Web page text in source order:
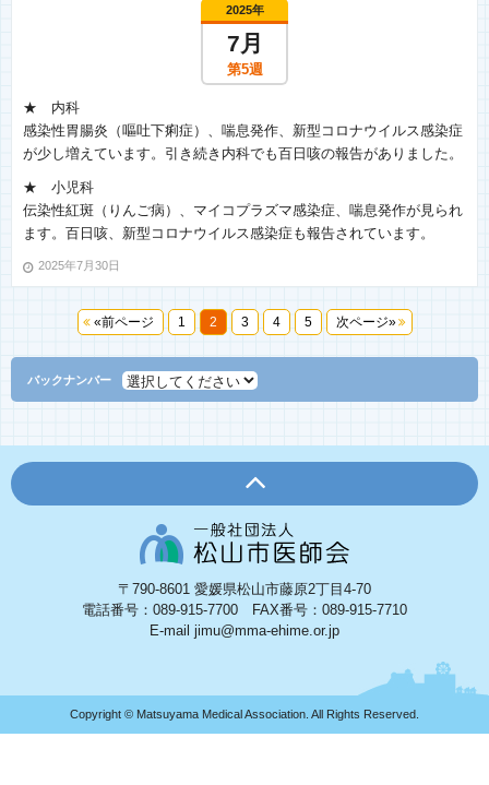
2025年
7月
第5週
★ 内科
感染性胃腸炎（嘔吐下痢症）、喘息発作、新型コロナウイルス感染症
が少し増えています。引き続き内科でも百日咳の報告がありました。
★ 小児科
伝染性紅斑（りんご病）、マイコプラズマ感染症、喘息発作が見られ
ます。百日咳、新型コロナウイルス感染症も報告されています。
2025年7月30日
«前ページ 1 2 3 4 5 次ページ»
バックナンバー
〒790-8601 愛媛県松山市藤原2丁目4-70
電話番号：089-915-7700 FAX番号：089-915-7710
E-mail jimu@mma-ehime.or.jp
Copyright © Matsuyama Medical Association. All Rights Reserved.